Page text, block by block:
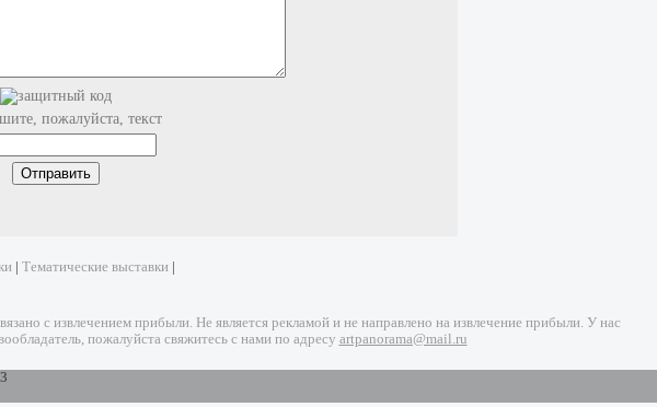
пожалуйста, текст
Тематические выставки
с извлечением прибыли. Не является рекламой и не направлено на извлечение прибыли. У нас
пожалуйста свяжитесь с нами по адресу artpanorama@mail.ru